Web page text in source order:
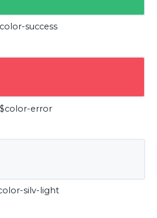
success
$color-error
silv-light